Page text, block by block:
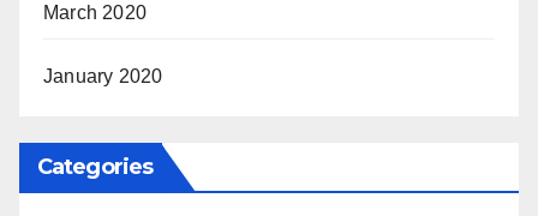
March 2020
January 2020
Categories